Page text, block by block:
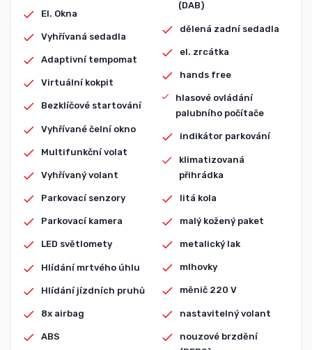
El. Okna
Vyhřívaná sedadla
Adaptivní tempomat
Virtuální kokpit
Bezklíčové startování
Vyhřívané čelní okno
Multifunkční volat
Vyhřívaný volant
Parkovací senzory
Parkovací kamera
LED světlomety
Hlídání mrtvého úhlu
Hlídání jízdních pruhů
8x airbag
ABS
(DAB)
dělená zadní sedadla
el. zrcátka
hands free
hlasové ovládání
palubního počítače
indikátor parkování
klimatizovaná
přihrádka
litá kola
malý kožený paket
metalický lak
mlhovky
měnič 220 V
nastavitelný volant
nouzové brzdění